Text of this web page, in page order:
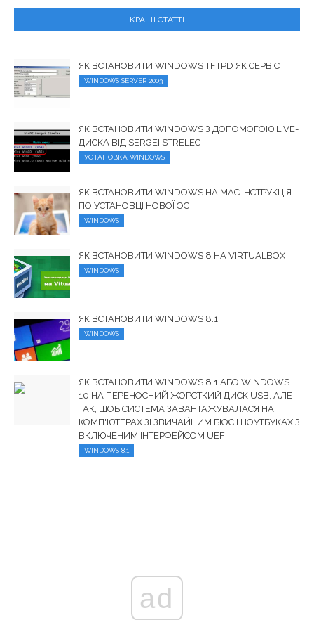
КРАЩІ СТАТТІ
ЯК ВСТАНОВИТИ WINDOWS TFTPD ЯК СЕРВІС
WINDOWS SERVER 2003
ЯК ВСТАНОВИТИ WINDOWS З ДОПОМОГОЮ LIVE-
ДИСКА ВІД SERGEI STRELEC
УСТАНОВКА WINDOWS
ЯК ВСТАНОВИТИ WINDOWS НА MAC ІНСТРУКЦІЯ
ПО УСТАНОВЦІ НОВОЇ ОС
WINDOWS
ЯК ВСТАНОВИТИ WINDOWS 8 НА VIRTUALBOX
WINDOWS
ЯК ВСТАНОВИТИ WINDOWS 8.1
WINDOWS
ЯК ВСТАНОВИТИ WINDOWS 8.1 АБО WINDOWS
10 НА ПЕРЕНОСНИЙ ЖОРСТКИЙ ДИСК USB, АЛЕ
ТАК, ЩОБ СИСТЕМА ЗАВАНТАЖУВАЛАСЯ НА
КОМП'ЮТЕРАХ ЗІ ЗВИЧАЙНИМ БІОС І НОУТБУКАХ З
ВКЛЮЧЕНИМ ІНТЕРФЕЙСОМ UEFI
WINDOWS 8.1
ad